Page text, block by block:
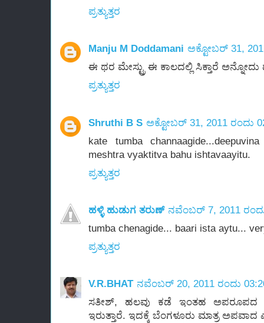
ಪ್ರತ್ಯುತ್ತರ
Manju M Doddamani ಅಕ್ಟೋಬರ್ 31,
ಈ ಥರ ಮೇಸ್ಟ್ರು ಈ ಕಾಲದಲ್ಲಿ ಸಿಕ್ತಾರೆ
ಪ್ರತ್ಯುತ್ತರ
Shruthi B S ಅಕ್ಟೋಬರ್ 31, 2011 ರಂದು
kate tumba
meshtra vyaktitva bahu ishtavaayitu.
ಪ್ರತ್ಯುತ್ತರ
ಹಳ್ಳಿ ಹುಡುಗ ತರುಣ್ ನವೆಂಬರ್ 7, 2011
tumba chenagide... baari ista aytu...
ಪ್ರತ್ಯುತ್ತರ
V.R.BHAT ನವೆಂಬರ್ 20, 2011 ರಂದು
ಸತೀಶ್, ಹಲವು ಕಡೆ ಇಂತಹ ಅಪರೂಪದ
ಇರುತ್ತಾರೆ. ಇದಕ್ಕೆ ಬೆಂಗಳೂರು ಮಾತ್ರ